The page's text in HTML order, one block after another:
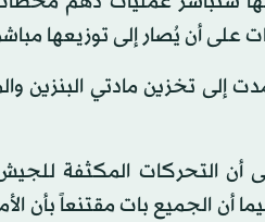
أن يُصار إلى توزيعها
تخزين مادتي البنزين
التحركات المكثفة للجيش
أن الجميع بات مقتنعاً